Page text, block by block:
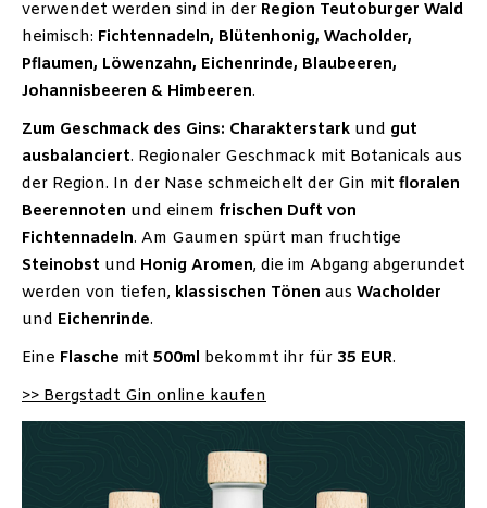
verwendet werden sind in der Region Teutoburger Wald
heimisch: Fichtennadeln, Blütenhonig, Wacholder,
Pflaumen, Löwenzahn, Eichenrinde, Blaubeeren,
Johannisbeeren & Himbeeren.
Zum Geschmack des Gins: Charakterstark und gut
ausbalanciert. Regionaler Geschmack mit Botanicals aus
der Region. In der Nase schmeichelt der Gin mit floralen
Beerennoten und einem frischen Duft von
Fichtennadeln. Am Gaumen spürt man fruchtige
Steinobst und Honig Aromen, die im Abgang abgerundet
werden von tiefen, klassischen Tönen aus Wacholder
und Eichenrinde.
Eine Flasche mit 500ml bekommt ihr für 35 EUR.
>> Bergstadt Gin online kaufen